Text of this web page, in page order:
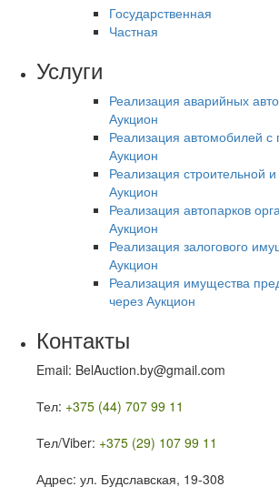
Государственная
Частная
Услуги
Реализация аварийных
Аукцион
Реализация автомобилей с
Аукцион
Реализация строительной
Аукцион
Реализация автопарков
Аукцион
Реализация залогового
Аукцион
Реализация имущества
через Аукцион
Контакты
Email: BelAuction.by@gmail.com
Тел: +375 (44) 707 99 11
Тел/Viber: +375 (29) 107 99 11
Адрес: ул. Будславская, 19-308